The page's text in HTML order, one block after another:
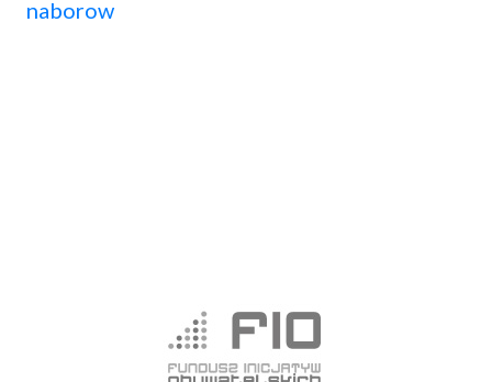
naborow